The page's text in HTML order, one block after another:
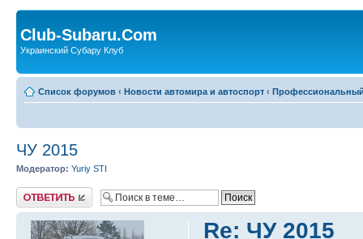
Club-Subaru.Com
Украинский Субару Клуб
Список форумов ‹ Новости автомира и автоспорт ‹
ЧУ 2015
Модератор: Yuriy STI
Ответить
Re: ЧУ 2015